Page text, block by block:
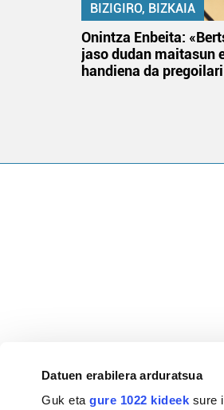
Datuen erabilera arduratsua
Guk etagure 1022 kideek sure
BIZIGIRO, BIZKAIA
Onintza Enbeita:
jaso dudan maitasun
handiena da